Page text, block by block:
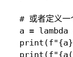
# 或者定义一
a =
print(f"{a}")